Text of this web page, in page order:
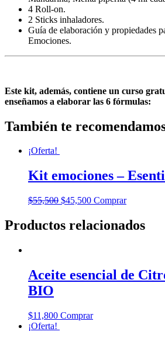
4 Roll-on.
2 Sticks inhaladores.
Guía de elaboración y propiedades
Emociones.
Este kit, además, contiene un curso
enseñamos a elaborar las 6 fórmulas:
También te
¡Oferta!
Kit emociones –
$55,500 $45,500 Comprar
Productos relacionados
Aceite esencial de
BIO
$11,800 Comprar
¡Oferta!